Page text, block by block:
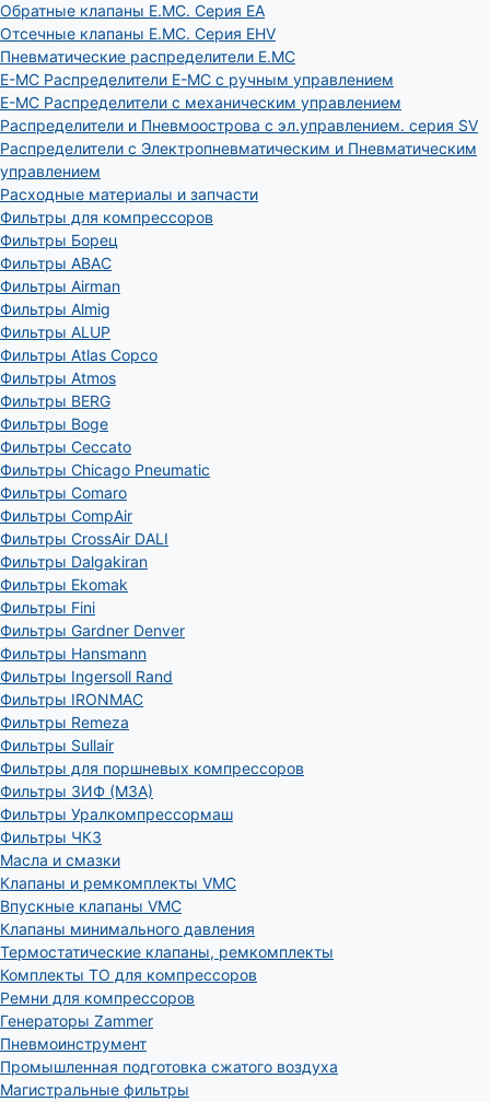
Обратные клапаны E.MC. Серия EA
Отсечные клапаны E.MC. Серия EHV
Пневматические распределители E.MC
E-MC Распределители E-MC с ручным управлением
E-MC Распределители с механическим управлением
Распределители и Пневмоострова с эл.управлением. серия SV
Распределители с Электропневматическим и Пневматическим
управлением
Расходные материалы и запчасти
Фильтры для компрессоров
Фильтры Борец
Фильтры ABAC
Фильтры Airman
Фильтры Almig
Фильтры ALUP
Фильтры Atlas Copco
Фильтры Atmos
Фильтры BERG
Фильтры Boge
Фильтры Ceccato
Фильтры Chicago Pneumatic
Фильтры Comaro
Фильтры CompAir
Фильтры CrossAir DALI
Фильтры Dalgakiran
Фильтры Ekomak
Фильтры Fini
Фильтры Gardner Denver
Фильтры Hansmann
Фильтры Ingersoll Rand
Фильтры IRONMAC
Фильтры Remeza
Фильтры Sullair
Фильтры для поршневых компрессоров
Фильтры ЗИФ (МЗА)
Фильтры Уралкомпрессормаш
Фильтры ЧКЗ
Масла и смазки
Клапаны и ремкомплекты VMC
Впускные клапаны VMC
Клапаны минимального давления
Термостатические клапаны, ремкомплекты
Комплекты ТО для компрессоров
Ремни для компрессоров
Генераторы Zammer
Пневмоинструмент
Промышленная подготовка сжатого воздуха
Магистральные фильтры